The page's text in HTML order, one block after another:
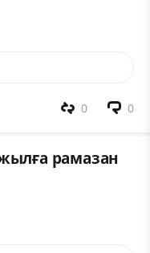
0
0
рамазан